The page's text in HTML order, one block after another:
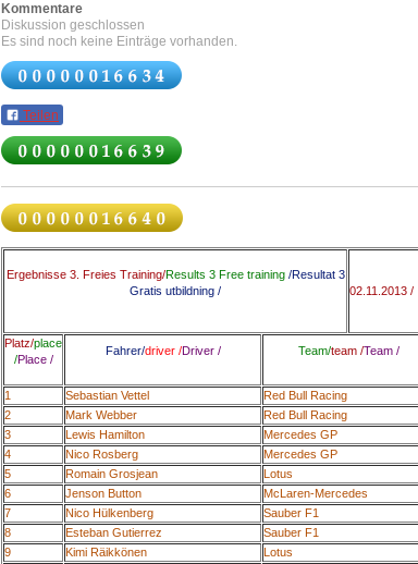
Kommentare
Diskussion geschlossen
Es sind noch keine Einträge vorhanden.
Teilen
Ergebnisse 3. Freies Training/Results 3 Free training /Resultat 3
Gratis utbildning / 02.11.2013 /
Platz/place
/Place /
Fahrer/driver /Driver / Team/team /Team /
1 Sebastian Vettel Red Bull Racing
2
Mark Webber Red Bull Racing
3
Lewis Hamilton Mercedes GP
4
Nico Rosberg Mercedes GP
5
Romain Grosjean Lotus
6
Jenson Button McLaren-Mercedes
7
Nico Hülkenberg Sauber F1
8
Esteban Gutierrez Sauber F1
9
Kimi Räikkönen Lotus